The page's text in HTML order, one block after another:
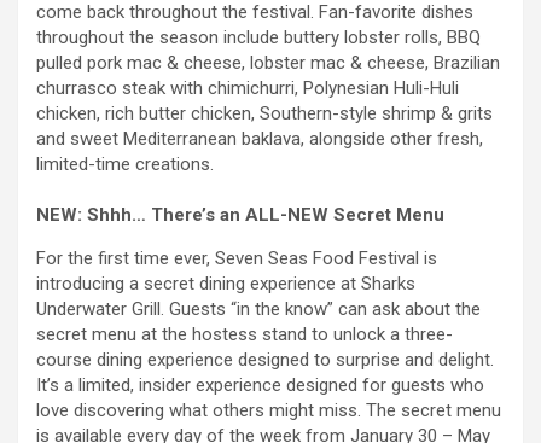
come back throughout the festival. Fan-favorite dishes
throughout the season include buttery lobster rolls, BBQ
pulled pork mac & cheese, lobster mac & cheese, Brazilian
churrasco steak with chimichurri, Polynesian Huli-Huli
chicken, rich butter chicken, Southern-style shrimp & grits
and sweet Mediterranean baklava, alongside other fresh,
limited-time creations.
NEW: Shhh… There’s an ALL-NEW Secret Menu
For the first time ever, Seven Seas Food Festival is
introducing a secret dining experience at Sharks
Underwater Grill. Guests “in the know” can ask about the
secret menu at the hostess stand to unlock a three-
course dining experience designed to surprise and delight.
It’s a limited, insider experience designed for guests who
love discovering what others might miss. The secret menu
is available every day of the week from January 30 – May